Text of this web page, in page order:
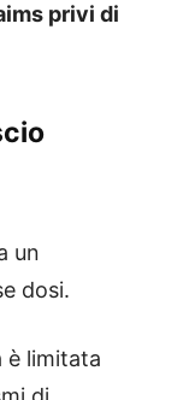
privi di
un
dosi.
è limitata